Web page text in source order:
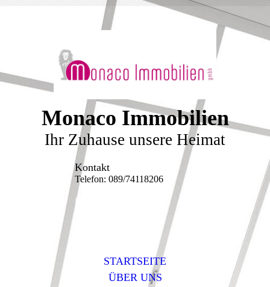
Monaco Immobilien
Ihr Zuhause unsere Heimat
Kontakt
Telefon: 089/74118206
info@monaco-
STARTSEITE
ÜBER UNS